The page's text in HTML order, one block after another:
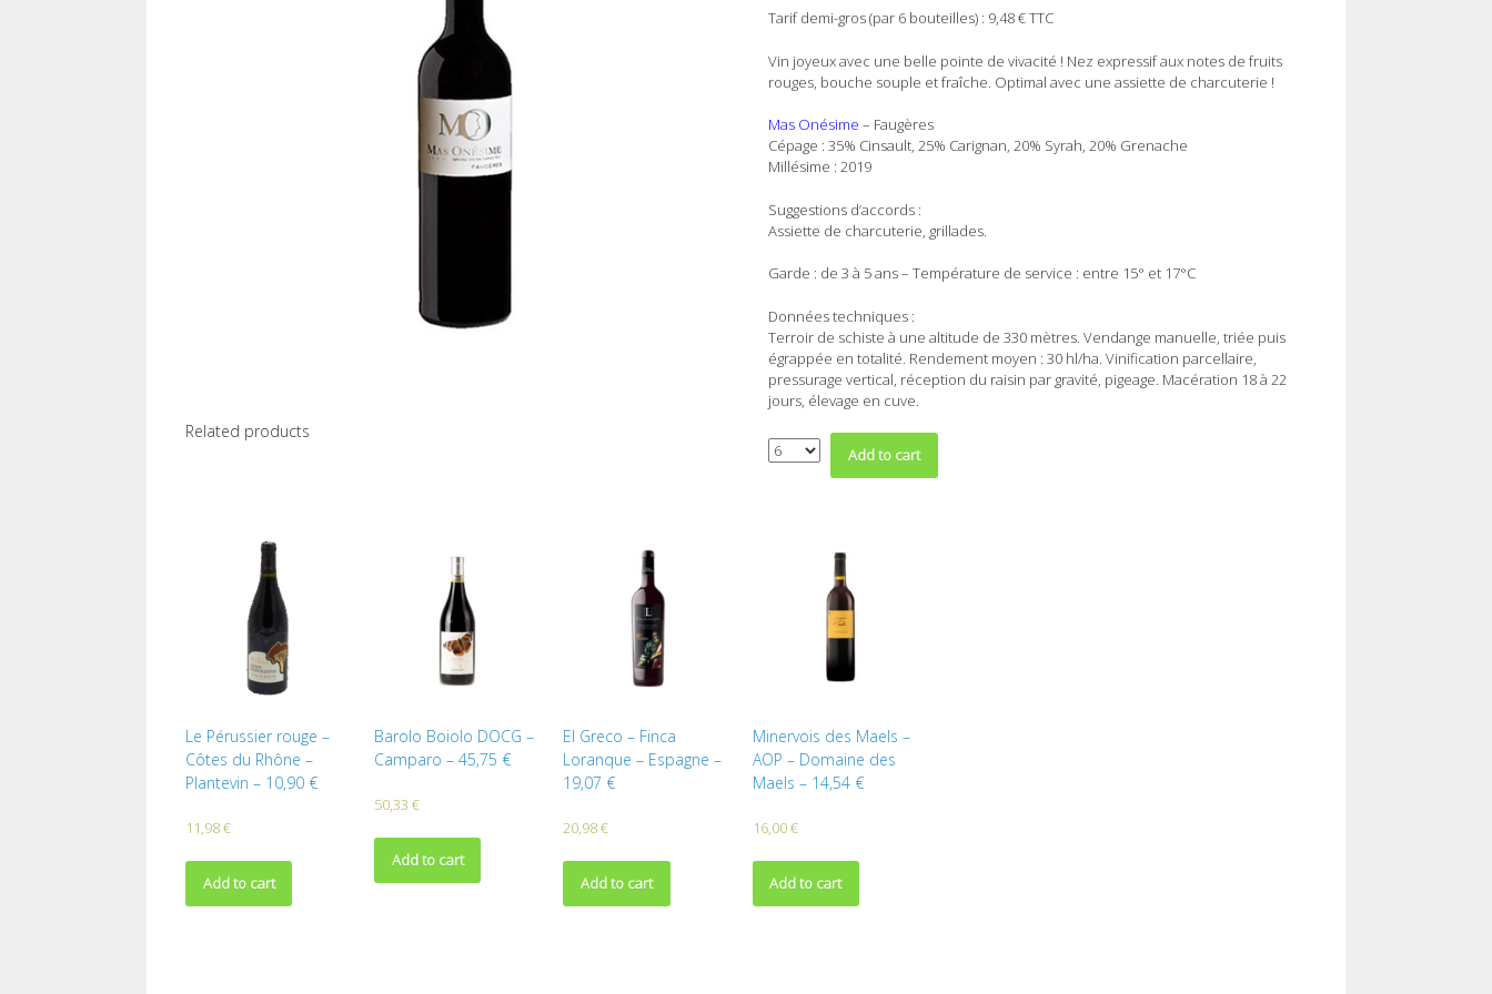
Tarif demi-gros (par 6 bouteilles) : 9,48 € TTC
Vin joyeux avec une belle pointe de vivacité ! Nez expressif aux notes de fruits
rouges, bouche souple et fraîche. Optimal avec une assiette de charcuterie !
Mas Onésime – Faugères
Cépage : 35% Cinsault, 25% Carignan, 20% Syrah, 20% Grenache
Millésime : 2019
Suggestions d’accords :
Assiette de charcuterie, grillades.
Garde : de 3 à 5 ans – Température de service : entre 15° et 17°C
Données techniques :
Terroir de schiste à une altitude de 330 mètres. Vendange manuelle, triée puis
égrappée en totalité. Rendement moyen : 30 hl/ha. Vinification parcellaire,
pressurage vertical, réception du raisin par gravité, pigeage. Macération 18 à 22
jours, élevage en cuve.
Quantity
Add to cart
Related products
Le Pérussier rouge –
Côtes du Rhône –
Plantevin – 10,90 €
11,98€
Add to cart
Barolo Boiolo DOCG –
Camparo – 45,75 €
50,33€
Add to cart
El Greco – Finca
Loranque – Espagne –
19,07 €
20,98€
Add to cart
Minervois des Maels –
AOP – Domaine des
Maels – 14,54 €
16,00€
Add to cart